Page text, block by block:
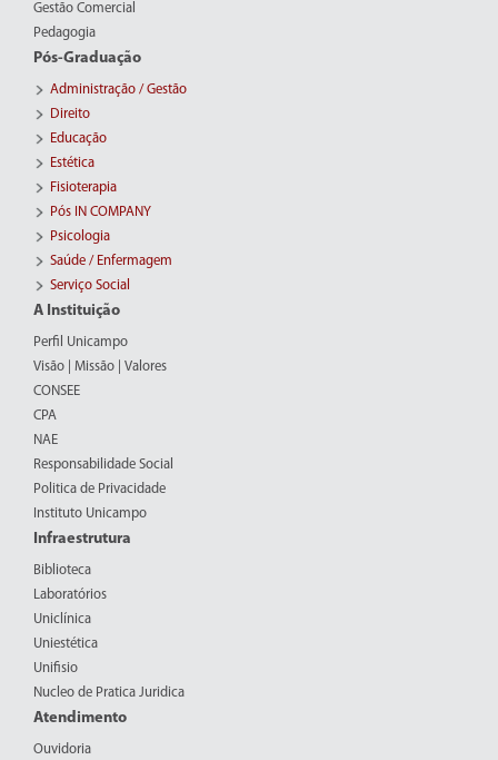
Gestão Comercial
Pedagogia
Pós-Graduação
Administração / Gestão
Direito
Educação
Estética
Fisioterapia
Pós IN COMPANY
Psicologia
Saúde / Enfermagem
Serviço Social
A Instituição
Perfil Unicampo
Visão | Missão | Valores
CONSEE
CPA
NAE
Responsabilidade Social
Politica de Privacidade
Instituto Unicampo
Infraestrutura
Biblioteca
Laboratórios
Uniclínica
Uniestética
Unifisio
Nucleo de Pratica Juridica
Atendimento
Ouvidoria